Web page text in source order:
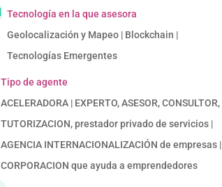
Tecnología en la que asesora
Geolocalización y Mapeo | Blockchain |
Tecnologías Emergentes
Tipo de agente
ACELERADORA | EXPERTO, ASESOR, CONSULTOR,
TUTORIZACION, prestador privado de servicios |
AGENCIA INTERNACIONALIZACIÓN de empresas |
CORPORACION que ayuda a emprendedores